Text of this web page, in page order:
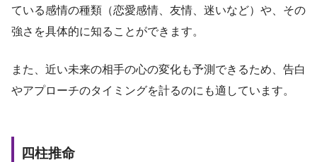
ている感情の種類（恋愛感情、友情、迷いなど）や、その
強さを具体的に知ることができます。
また、近い未来の相手の心の変化も予測できるため、告白
やアプローチのタイミングを計るのにも適しています。
四柱推命